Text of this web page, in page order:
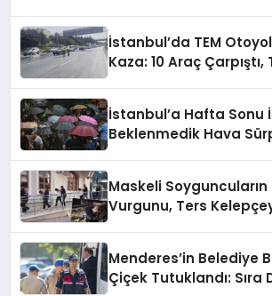
İstanbul’da TEM
Kaza: 10 Araç
İstanbul’a Hafta Sonu
Beklenmedik Hava
Maskeli
Vurgunu, Ters
Menderes’in Belediye
Çiçek Tutuklandı: Sıra